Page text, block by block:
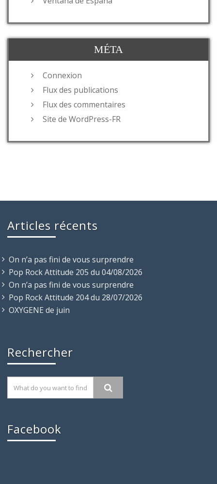
MÉTA
Connexion
Flux des publications
Flux des commentaires
Site de WordPress-FR
Articles récents
On n’a pas fini de vous surprendre
Pop Rock Attitude 205 du 04/08/2026
On n’a pas fini de vous surprendre
Pop Rock Attitude 204 du 28/07/2026
OXYGENE de juin
Rechercher
Facebook